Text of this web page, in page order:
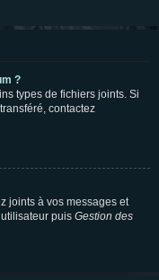
?
types de fichiers joints. Si
contactez
joints à vos messages et
puis Gestion des